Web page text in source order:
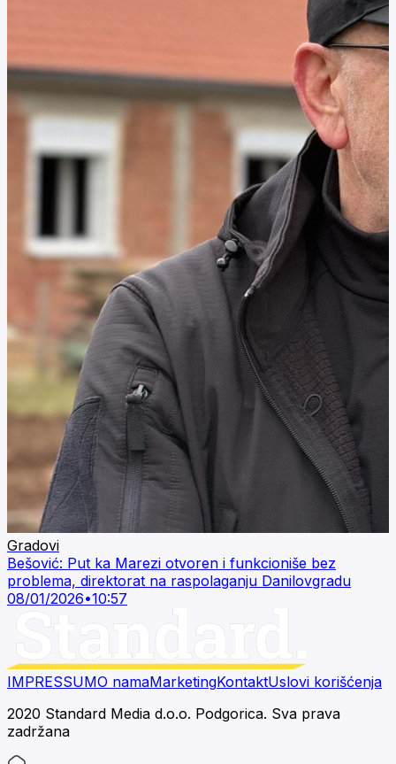
Gradovi
Bešović: Put ka Marezi otvoren i funkcioniše bez
problema, direktorat na raspolaganju Danilovgradu
08/01/2026•10:57
IMPRESSUMO namaMarketingKontaktUslovi korišćenja
2020 Standard Media d.o.o. Podgorica. Sva prava
zadržana